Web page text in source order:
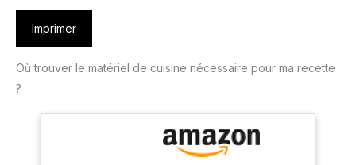
Imprimer
Où trouver le matériel de cuisine nécessaire pour ma recette
?